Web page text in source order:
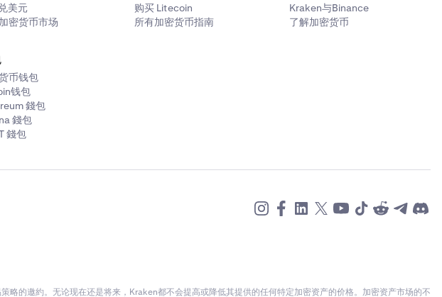
美元
密货币市场
购买 Litecoin
所有加密货币指南
Kraken与Binance
了解加密货币
币钱包
钱包
錢包
錢包
錢包
的邀約。无论现在还是将来，Kraken都不会提高或降低其提供的任何特定加密资产的价格。加密资产市场的不